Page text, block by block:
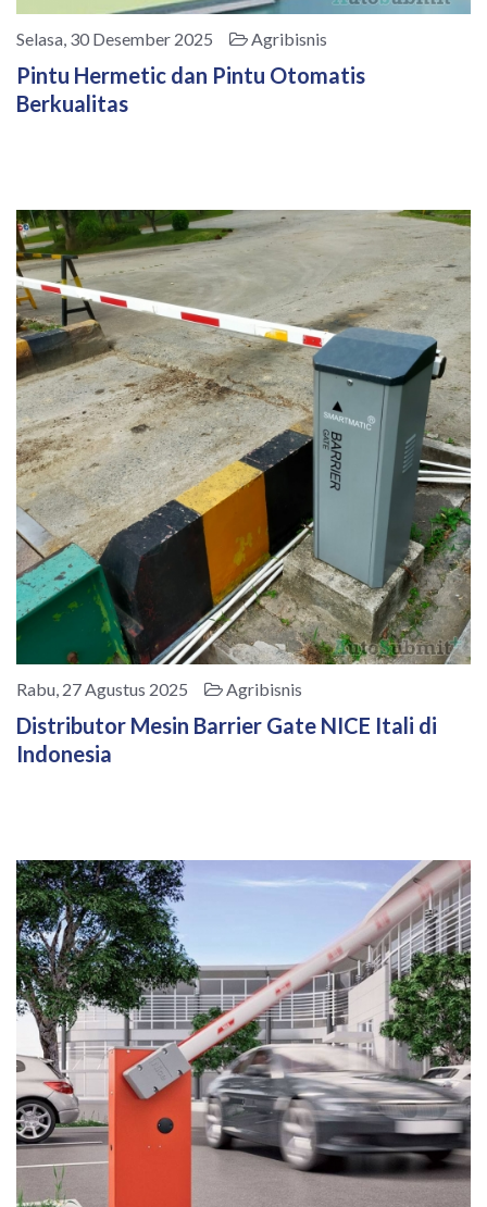
Selasa, 30 Desember 2025 Agribisnis
Pintu Hermetic dan Pintu Otomatis
Berkualitas
Rabu, 27 Agustus 2025 Agribisnis
Distributor Mesin Barrier Gate NICE Itali di
Indonesia